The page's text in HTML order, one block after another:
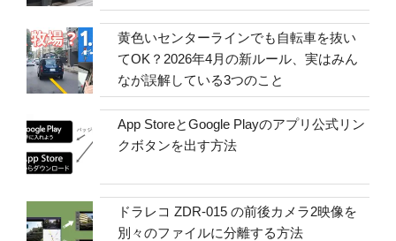
黄色いセンターラインでも自転車を抜い
てOK？2026年4月の新ルール、実はみん
なが誤解している3つのこと
App StoreとGoogle Playのアプリ公式リン
クボタンを出す方法
ドラレコ ZDR-015 の前後カメラ2映像を
別々のファイルに分離する方法